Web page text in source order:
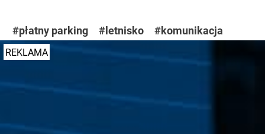
#płatny parking #letnisko #komunikacja
REKLAMA